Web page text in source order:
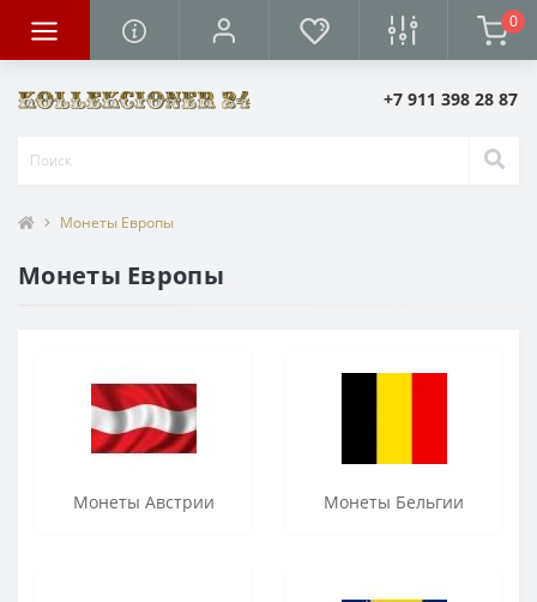
0
+7 911 398 28 87
Монеты Европы
Монеты Европы
Монеты Австрии Монеты Бельгии